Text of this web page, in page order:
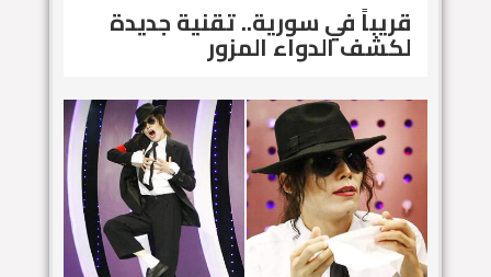
قريباً في سورية.. تقنية جديدة
لكشف الدواء المزور